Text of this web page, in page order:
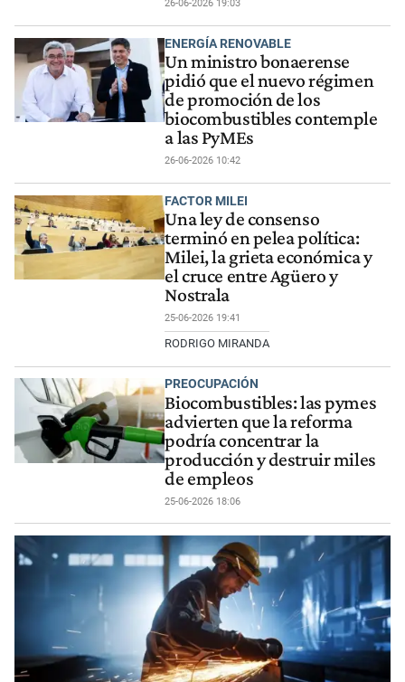
26-06-2026 19:03
ENERGÍA RENOVABLE
Un ministro bonaerense
pidió que el nuevo régimen
de promoción de los
biocombustibles contemple
a las PyMEs
26-06-2026 10:42
FACTOR MILEI
Una ley de consenso
terminó en pelea política:
Milei, la grieta económica y
el cruce entre Agüero y
Nostrala
25-06-2026 19:41
RODRIGO MIRANDA
PREOCUPACIÓN
Biocombustibles: las pymes
advierten que la reforma
podría concentrar la
producción y destruir miles
de empleos
25-06-2026 18:06